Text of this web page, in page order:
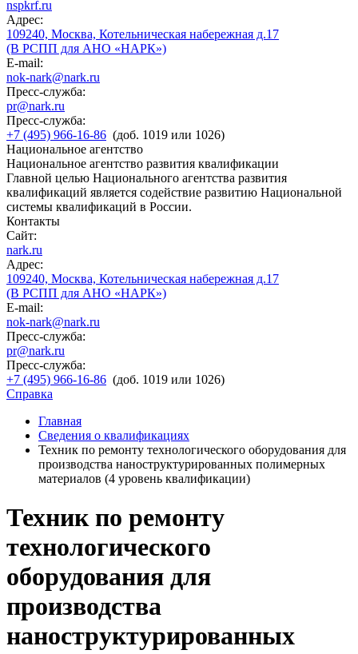
nspkrf.ru
Адрес:
109240, Москва, Котельническая набережная д.17
(В РСПП для АНО «НАРК»)
E-mail:
nok-nark@nark.ru
Пресс-служба:
pr@nark.ru
Пресс-служба:
+7 (495) 966-16-86 (доб. 1019 или 1026)
Национальное агентство
Национальное агентство развития квалификации
Главной целью Национального агентства развития
квалификаций является содействие развитию Национальной
системы квалификаций в России.
Контакты
Сайт:
nark.ru
Адрес:
109240, Москва, Котельническая набережная д.17
(В РСПП для АНО «НАРК»)
E-mail:
nok-nark@nark.ru
Пресс-служба:
pr@nark.ru
Пресс-служба:
+7 (495) 966-16-86 (доб. 1019 или 1026)
Справка
Главная
Сведения о квалификациях
Техник по ремонту технологического оборудования для
производства наноструктурированных полимерных
материалов (4 уровень квалификации)
Техник по ремонту
технологического
оборудования для
производства
наноструктурированных